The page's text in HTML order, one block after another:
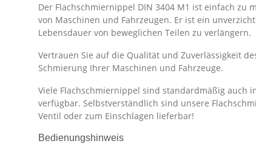
Der Flachschmiernippel DIN 3404 M1 ist einfach
von Maschinen und Fahrzeugen. Er ist ein
Lebensdauer von beweglichen Teilen zu verlängern.
Vertrauen Sie auf die Qualität und Zuverlässigkeit
Schmierung Ihrer Maschinen und Fahrzeuge.
Viele Flachschmiernippel sind standardmäßig auch
verfügbar. Selbstverständlich sind unsere
Ventil oder zum Einschlagen lieferbar!
Bedienungshinweis